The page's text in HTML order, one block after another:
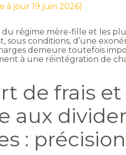
à jour 19 juin 2026)
régime mère-fille et les
conditions, d’une
demeure toutefois
à une réintégration de
de frais
aux
: